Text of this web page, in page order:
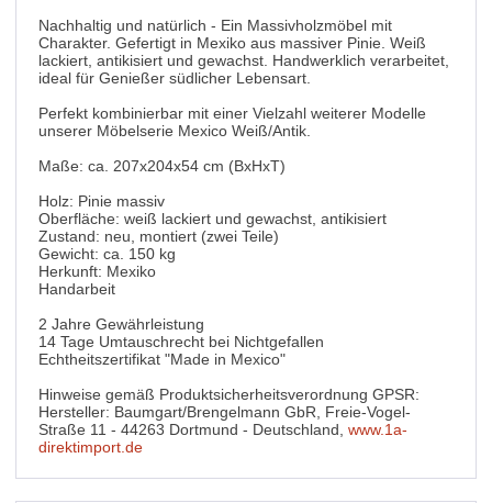
Nachhaltig und natürlich - Ein Massivholzmöbel mit
Charakter. Gefertigt in Mexiko aus massiver Pinie. Weiß
lackiert, antikisiert und gewachst. Handwerklich verarbeitet,
ideal für Genießer südlicher Lebensart.
Perfekt kombinierbar mit einer Vielzahl weiterer Modelle
unserer Möbelserie Mexico Weiß/Antik.
Maße: ca. 207x204x54 cm (BxHxT)
Holz: Pinie massiv
Oberfläche: weiß lackiert und gewachst, antikisiert
Zustand: neu, montiert (zwei Teile)
Gewicht: ca. 150 kg
Herkunft: Mexiko
Handarbeit
2 Jahre Gewährleistung
14 Tage Umtauschrecht bei Nichtgefallen
Echtheitszertifikat "Made in Mexico"
Hinweise gemäß Produktsicherheitsverordnung GPSR:
Hersteller: Baumgart/Brengelmann GbR, Freie-Vogel-
Straße 11 - 44263 Dortmund - Deutschland, www.1a-
direktimport.de